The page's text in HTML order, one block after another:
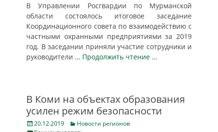
В Управлении Росгвардии по Мурманской
области состоялось итоговое заседание
Координационного совета по взаимодействию с
частными охранными предприятиями за 2019
год. В заседании приняли участие сотрудники и
руководители … Продолжить чтение …
В Коми на объектах образования
усилен режим безопасности
Posted
20.12.2019 Categories
Новости регионов